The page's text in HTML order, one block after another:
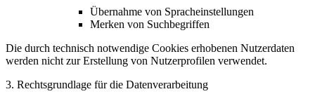
Übernahme von Spracheinstellungen
Merken von Suchbegriffen
Die durch technisch notwendige Cookies erhobenen Nutzerdaten
werden nicht zur Erstellung von Nutzerprofilen verwendet.
3. Rechtsgrundlage für die Datenverarbeitung